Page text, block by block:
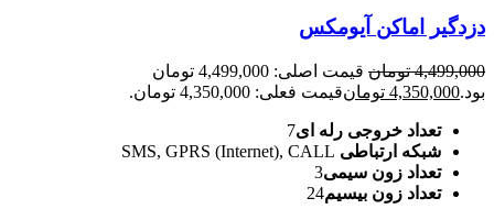
دزدگیر اماکن آیومکس
4,499,000 تومان
قیمت اصلی: 4,499,000 تومان
بود.4,350,000 تومانقیمت فعلی: 4,350,000 تومان.
تعداد خروجی رله ای7
شبکه ارتباطی SMS, GPRS (Internet), CALL
تعداد زون سیمی3
تعداد زون بیسیم24